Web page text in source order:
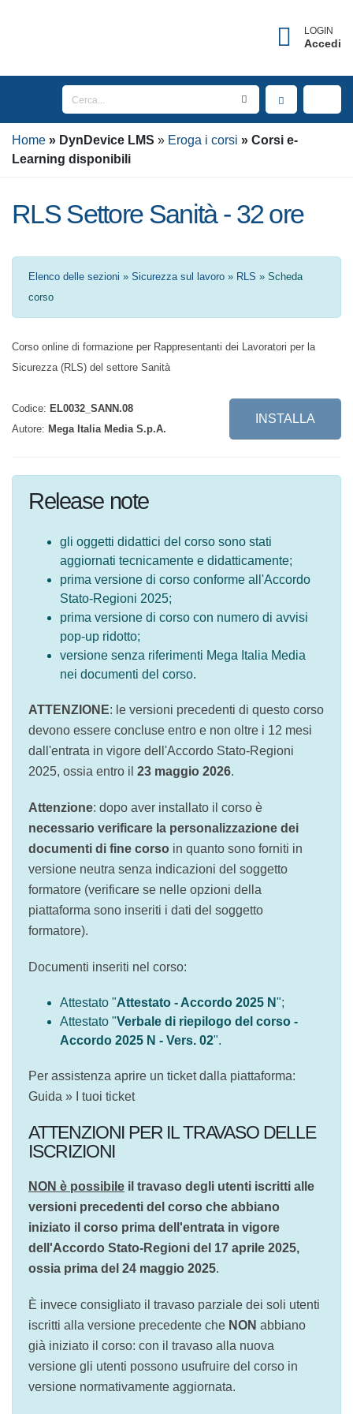
LOGIN
Accedi
Home DynDevice LMS Eroga i corsi
Corsi e-
Learning disponibili
RLS Settore Sanità - 32 ore
Elenco delle sezioni»Sicurezza sul lavoro»RLS» Scheda corso
Sicurezza (RLS) del settore Sanità
Autore: Mega Italia Media S.p.A.
INSTALLA
Release note
aggiornati tecnicamente e didatticamente;
prima versione di corso conforme
all'Accordo Stato-Regioni 2025;
prima versione di corso con numero di
avvisi pop-up ridotto;
versione senza riferimenti Mega Italia Media
nei documenti del corso.
corso devono essere concluse entro e non oltre i
12 mesi dall'entrata in vigore dell'Accordo Stato-
Regioni 2025, ossia entro il23 maggio 2026.
necessario verificare la personalizzazione dei
documenti di fine corsoin quanto sono forniti in
versione neutra senza indicazioni del soggetto
formatore (verificare se nelle opzioni della
piattaforma sono inseriti i dati del soggetto
formatore).
Attestato "Verbale di riepilogo del corso -
Accordo 2025 N - Vers. 02".
Guida » I tuoi ticket
ISCRIZIONI
alle versioni precedenti del corso che abbiano
iniziato il corso prima dell'entrata in vigore
dell'Accordo Stato-Regioni del 17 aprile 2025,
ossia prima del 24 maggio 2025.
utenti iscritti alla versione precedente cheNON
abbiano già iniziato il corso: con il travaso alla
nuova versione gli utenti possono usufruire del
corso in versione normativamente aggiornata.